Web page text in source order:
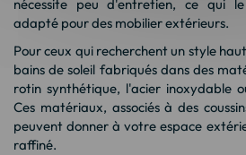
nécessite peu d'entretien, ce qui
adapté pour des mobilier extérieurs.
Pour ceux qui recherchent un style
bains de soleil fabriqués dans des
rotin synthétique, l'acier inoxydable
Ces matériaux, associés à des
peuvent donner à votre espace
raffiné.